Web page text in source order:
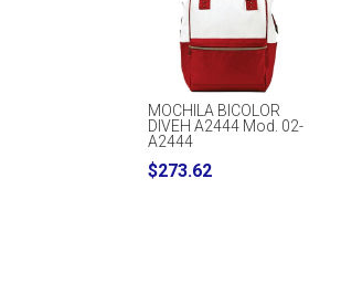
MOCHILA BICOLOR
DIVEH A2444 Mod. 02-
A2444
$273.62